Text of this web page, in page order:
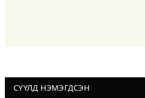
СҮҮЛД НЭМЭГДСЭН